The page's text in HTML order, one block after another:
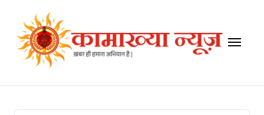
content